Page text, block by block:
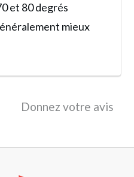
et 80 degrés
mieux
Donnez votre avis